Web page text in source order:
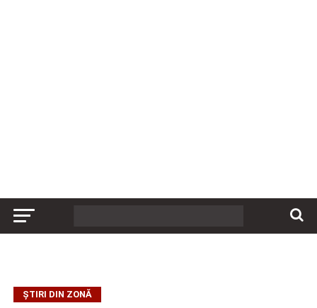
ȘTIRI DIN ZONĂ